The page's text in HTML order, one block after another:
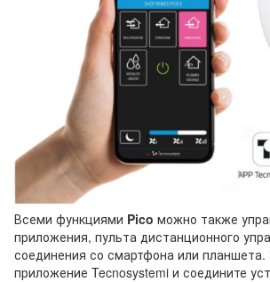
Всеми функциями Pico можно также
приложения, пульта дистанционного
соединения со смартфона или планшета.
приложение Tecnosystemi и соедините